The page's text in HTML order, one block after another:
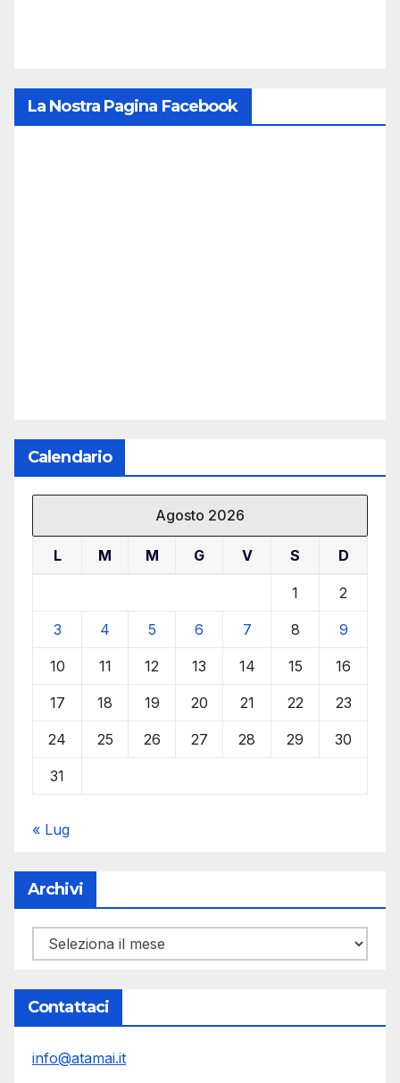
La Nostra Pagina Facebook
Calendario
Agosto 2026
L M M G V S D
1 2
3 4 5 6 7 8 9
10 11 12 13 14 15 16
17 18 19 20 21 22 23
24 25 26 27 28 29 30
31
« Lug
Archivi
Archivi
Contattaci
info@atamai.it